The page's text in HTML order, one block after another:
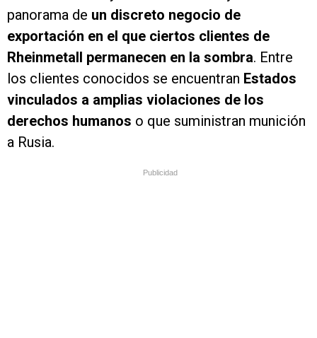
panorama de un discreto negocio de
exportación en el que ciertos clientes de
Rheinmetall permanecen en la sombra. Entre
los clientes conocidos se encuentran Estados
vinculados a amplias violaciones de los
derechos humanos o que suministran munición
a Rusia.
Publicidad